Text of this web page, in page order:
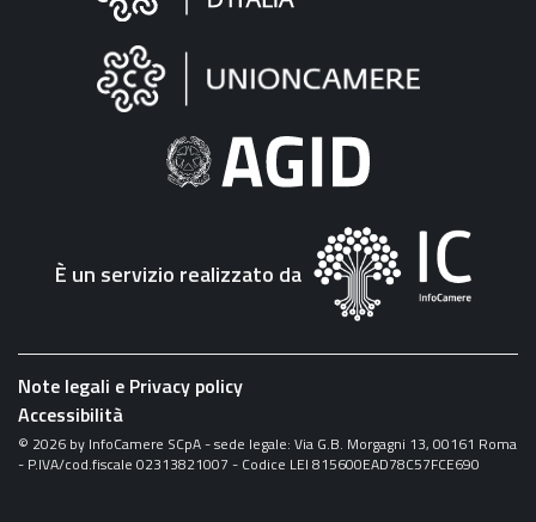
"Fattura
Elettronica"
È un servizio realizzato da
Note legali e Privacy policy
Accessibilità
© 2026 by InfoCamere SCpA - sede legale: Via G.B. Morgagni 13, 00161 Roma
- P.IVA/cod.fiscale 02313821007 - Codice LEI 815600EAD78C57FCE690